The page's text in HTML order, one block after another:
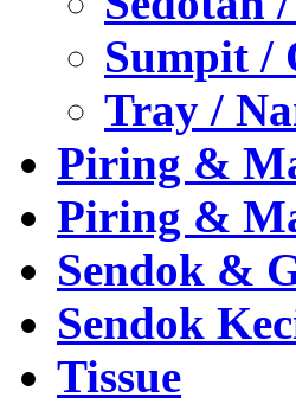
Sumpit /
Tray /
Piring &
Piring &
Sendok &
Sendok
Tissue